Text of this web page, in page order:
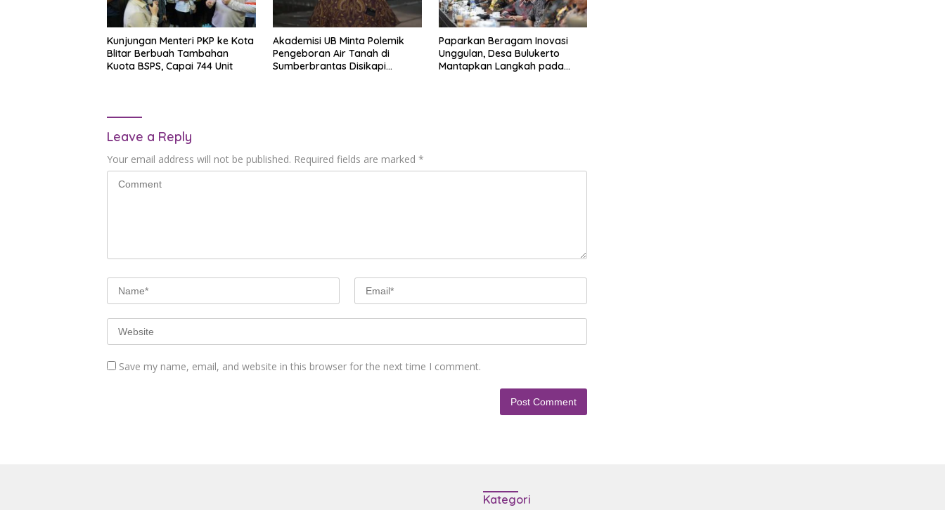
Kunjungan Menteri PKP ke Kota
Blitar Berbuah Tambahan
Kuota BSPS, Capai 744 Unit
Akademisi UB Minta Polemik
Pengeboran Air Tanah di
Sumberbrantas Disikapi
Paparkan Beragam Inovasi
Unggulan, Desa Bulukerto
Mantapkan Langkah pada
Leave a Reply
Your email address will not be published. Required fields are marked *
Save my name, email, and website in this browser for the next time I comment.
Kategori